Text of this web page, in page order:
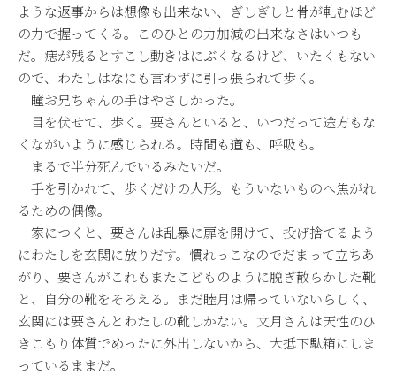
ような返事からは想像も出来ない、ぎしぎしと骨が軋むほど
の力で握ってくる。このひとの力加減の出来なさはいつも
だ。痣が残るとすこし動きはにぶくなるけど、いたくもない
ので、わたしはなにも言わずに引っ張られて歩く。
瞳お兄ちゃんの手はやさしかった。
目を伏せて、歩く。要さんといると、いつだって途方もな
くながいように感じられる。時間も道も、呼吸も。
まるで半分死んでいるみたいだ。
手を引かれて、歩くだけの人形。もういないものへ焦がれ
るための偶像。
家につくと、要さんは乱暴に扉を開けて、投げ捨てるよう
にわたしを玄関に放りだす。慣れっこなのでだまって立ちあ
がり、要さんがこれもまたこどものように脱ぎ散らかした靴
と、自分の靴をそろえる。まだ睦月は帰っていないらしく、
玄関には要さんとわたしの靴しかない。文月さんは天性のひ
きこもり体質でめったに外出しないから、大抵下駄箱にしま
っているままだ。